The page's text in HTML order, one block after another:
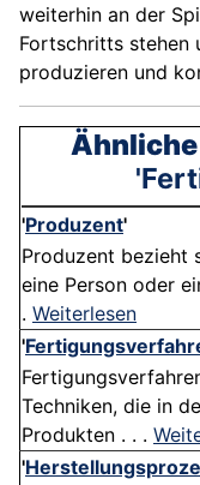
weiterhin an der
Fortschritts stehen
produzieren und
'Produzent'
Produzent bezieht
eine Person oder
. Weiterlesen
'
Techniken, die in
Produkten . . .
'